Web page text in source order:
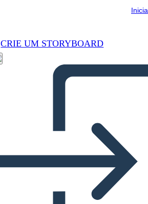
CRIE UM STORYBOARD